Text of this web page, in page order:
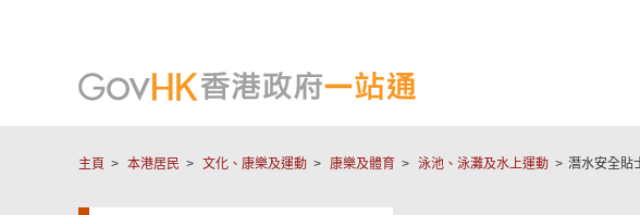
主頁 本港居民 文化、康樂及運動 康樂及體育 泳池、泳灘及水上運動 潛水安全貼